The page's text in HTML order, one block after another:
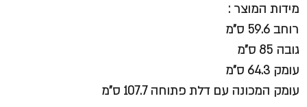
מידות המוצר :
רוחב 59.6 ס"מ
גובה 85 ס"מ
עומק 64.3 ס"מ
עומק המכונה עם דלת פתוחה 107.7 ס"מ